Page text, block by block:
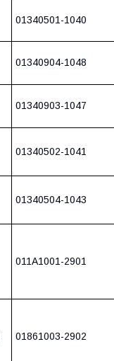
01340501-1040
01340904-1048
01340903-1047
01340502-1041
01340504-1043
011A1001-2901
01861003-2902